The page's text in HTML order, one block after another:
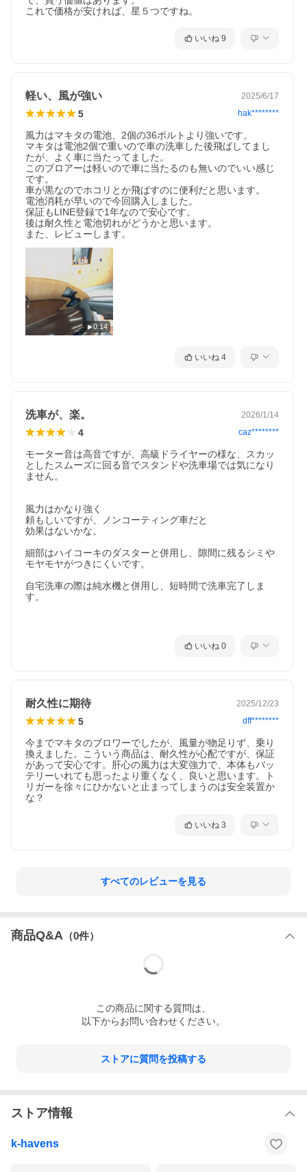
これで価格が安ければ、星５つですね。
いいね 9
軽い、風が強い 2025/6/17
5 hak********
風力はマキタの電池、2個の36ボルトより強いです。
マキタは電池2個で重いので車の洗車した後飛ばしてまし
たが、よく車に当たってました。
このブロアーは軽いので車に当たるのも無いのでいい感じ
です。
車が黒なのでホコリとか飛ばすのに便利だと思います。
電池消耗が早いので今回購入しました。
保証もLINE登録で1年なので安心です。
後は耐久性と電池切れがどうかと思います。
また、レビューします。
0:14
いいね 4
洗車が、楽。 2026/1/14
4 caz********
モーター音は高音ですが、高級ドライヤーの様な、スカッ
としたスムーズに回る音でスタンドや洗車場では気になり
ません。
風力はかなり強く
頼もしいですが、ノンコーティング車だと
効果はないかな。
細部はハイコーキのダスターと併用し、隙間に残るシミや
モヤモヤがつきにくいです。
自宅洗車の際は純水機と併用し、短時間で洗車完了しま
す。
いいね 0
耐久性に期待 2025/12/23
5 dff********
今までマキタのブロワーでしたが、風量が物足りず、乗り
換えました。こういう商品は、耐久性が心配ですが、保証
があって安心です。肝心の風力は大変強力で、本体もバッ
テリーいれても思ったより重くなく、良いと思います。ト
リガーを徐々にひかないと止まってしまうのは安全装置か
な？
いいね 3
すべてのレビューを見る
商品Q&A （0件）
この商品に関する質問は、
以下からお問い合わせください。
ストアに質問を投稿する
ストア情報
k-havens